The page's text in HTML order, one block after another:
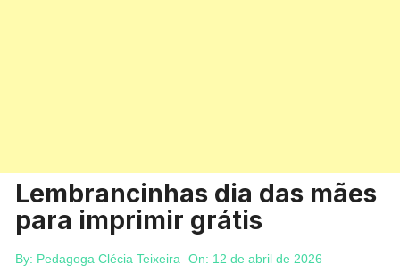
Lembrancinhas dia das mães
para imprimir grátis
By: Pedagoga Clécia Teixeira On: 12 de abril de 2026